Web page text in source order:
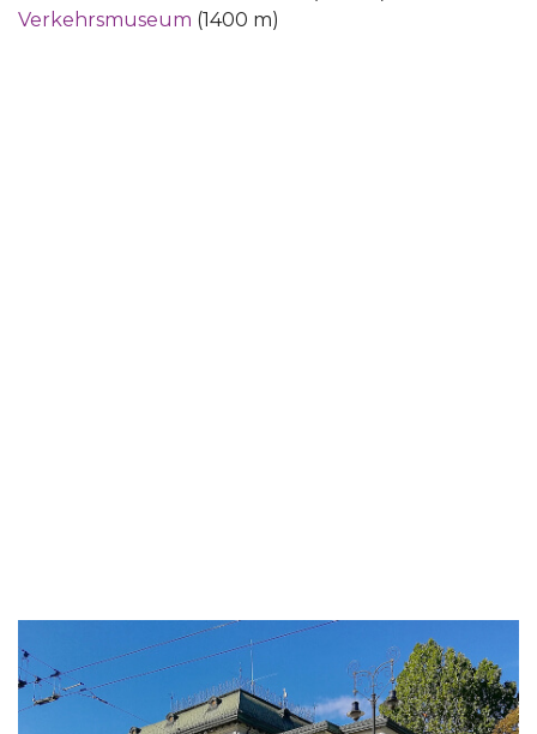
Verkehrsmuseum (1400 m)